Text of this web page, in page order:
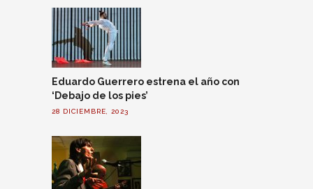
Eduardo Guerrero estrena el año con
‘Debajo de los pies’
28 DICIEMBRE, 2023